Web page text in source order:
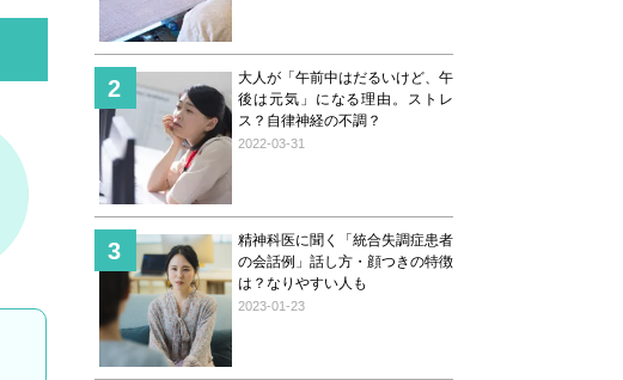
大人が「午前中はだるいけど、午
後は元気」になる理由。ストレ
ス？自律神経の不調？
2022-03-31
精神科医に聞く「統合失調症患者
の会話例」話し方・顔つきの特徴
は？なりやすい人も
2023-01-23